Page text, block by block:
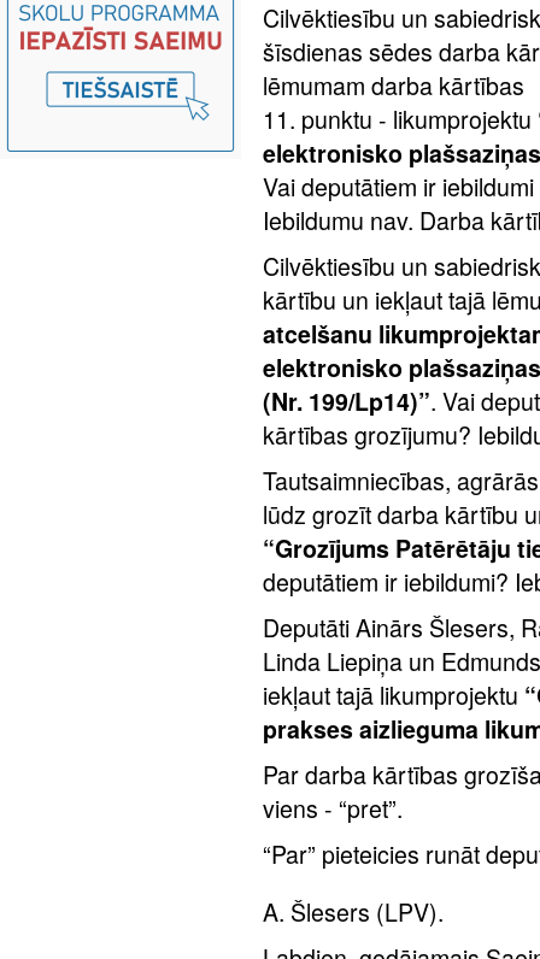
Cilvēktiesību un
šīsdienas sēdes darba
lēmumam darba kārtības
11. punktu - likumprojektu
elektronisko
Vai deputātiem ir
Iebildumu nav. Darba
Cilvēktiesību un
kārtību un iekļaut tajā
atcelšanu
elektronisko
(Nr. 199/Lp14)”. Vai
kārtības grozījumu?
Tautsaimniecības,
lūdz grozīt darba kārtību
“Grozījums Patērētāju
deputātiem ir iebildumi?
Deputāti Ainārs Šlesers,
Linda Liepiņa un
iekļaut tajā likumprojektu
prakses aizlieguma
Par darba kārtības
viens - “pret”.
“Par” pieteicies runāt
A. Šlesers (LPV).